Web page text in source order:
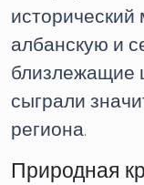
албанскую и
близлежащие
сыграли
региона.
Природная